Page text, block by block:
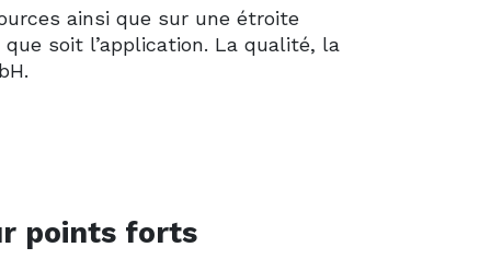
ainsi que sur une étroite
soit l’application. La qualité, la
points forts